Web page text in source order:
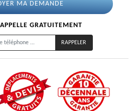
GRATUITEMENT